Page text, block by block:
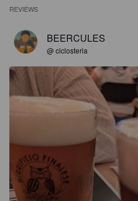
REVIEWS
BEERCULES
@ ciclosteria